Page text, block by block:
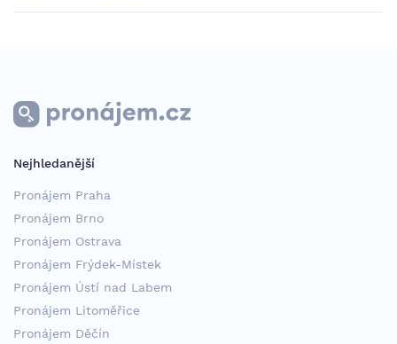
Nejhledanější
Pronájem Praha
Pronájem Brno
Pronájem Ostrava
Pronájem Frýdek-Místek
Pronájem Ústí nad Labem
Pronájem Litoměřice
Pronájem Děčín